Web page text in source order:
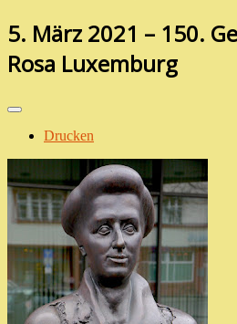
5. März 2021 – 150.
Rosa Luxemburg
Drucken